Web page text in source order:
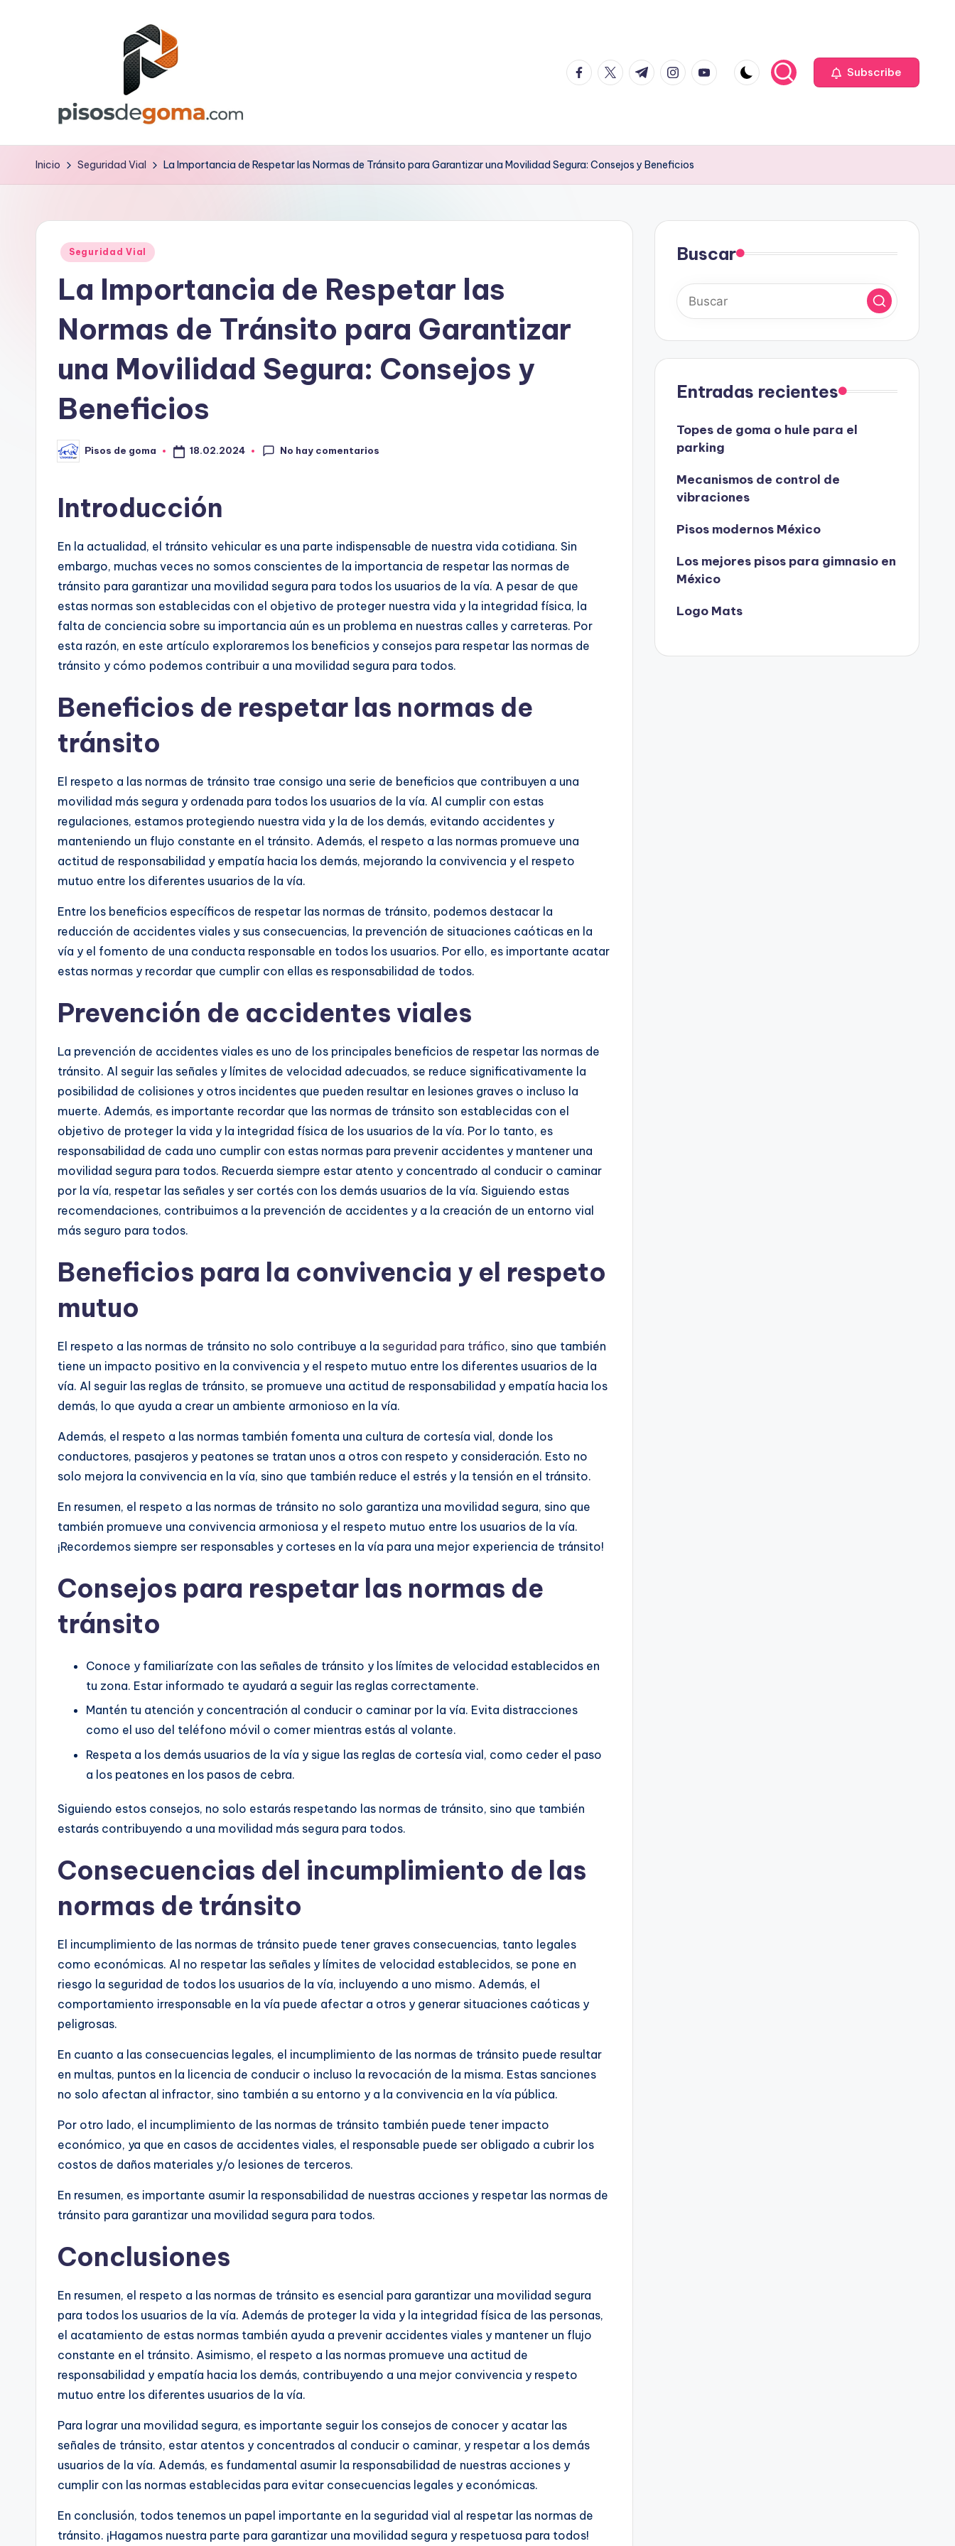
P
is
s
m
facebook.com
twitter.com
t.me instagram.com
youtube.com Subscribe
Inicio Seguridad Vial La Importancia de Respetar las Normas de Tránsito para Garantizar una Movilidad Segura: Consejos y Beneficios
Publicado
Seguridad Vial
La Importancia de Respetar las
Normas de Tránsito para Garantizar
una Movilidad Segura: Consejos y
Beneficios
Publicado
por
Pisos de goma 18.02.2024 No hay comentarios
Introducción
En la actualidad, el tránsito vehicular es una parte indispensable de nuestra vida cotidiana. Sin
embargo, muchas veces no somos conscientes de la importancia de respetar las normas de
tránsito para garantizar una movilidad segura para todos los usuarios de la vía. A pesar de que
estas normas son establecidas con el objetivo de proteger nuestra vida y la integridad física, la
falta de conciencia sobre su importancia aún es un problema en nuestras calles y carreteras. Por
esta razón, en este artículo exploraremos los beneficios y consejos para respetar las normas de
tránsito y cómo podemos contribuir a una movilidad segura para todos.
Beneficios de respetar las normas de
tránsito
El respeto a las normas de tránsito trae consigo una serie de beneficios que contribuyen a una
movilidad más segura y ordenada para todos los usuarios de la vía. Al cumplir con estas
regulaciones, estamos protegiendo nuestra vida y la de los demás, evitando accidentes y
manteniendo un flujo constante en el tránsito. Además, el respeto a las normas promueve una
actitud de responsabilidad y empatía hacia los demás, mejorando la convivencia y el respeto
mutuo entre los diferentes usuarios de la vía.
Entre los beneficios específicos de respetar las normas de tránsito, podemos destacar la
reducción de accidentes viales y sus consecuencias, la prevención de situaciones caóticas en la
vía y el fomento de una conducta responsable en todos los usuarios. Por ello, es importante acatar
estas normas y recordar que cumplir con ellas es responsabilidad de todos.
Prevención de accidentes viales
La prevención de accidentes viales es uno de los principales beneficios de respetar las normas de
tránsito. Al seguir las señales y límites de velocidad adecuados, se reduce significativamente la
posibilidad de colisiones y otros incidentes que pueden resultar en lesiones graves o incluso la
muerte. Además, es importante recordar que las normas de tránsito son establecidas con el
objetivo de proteger la vida y la integridad física de los usuarios de la vía. Por lo tanto, es
responsabilidad de cada uno cumplir con estas normas para prevenir accidentes y mantener una
movilidad segura para todos. Recuerda siempre estar atento y concentrado al conducir o caminar
por la vía, respetar las señales y ser cortés con los demás usuarios de la vía. Siguiendo estas
recomendaciones, contribuimos a la prevención de accidentes y a la creación de un entorno vial
más seguro para todos.
Beneficios para la convivencia y el respeto
mutuo
El respeto a las normas de tránsito no solo contribuye a la seguridad para tráfico, sino que también
tiene un impacto positivo en la convivencia y el respeto mutuo entre los diferentes usuarios de la
vía. Al seguir las reglas de tránsito, se promueve una actitud de responsabilidad y empatía hacia los
demás, lo que ayuda a crear un ambiente armonioso en la vía.
Además, el respeto a las normas también fomenta una cultura de cortesía vial, donde los
conductores, pasajeros y peatones se tratan unos a otros con respeto y consideración. Esto no
solo mejora la convivencia en la vía, sino que también reduce el estrés y la tensión en el tránsito.
En resumen, el respeto a las normas de tránsito no solo garantiza una movilidad segura, sino que
también promueve una convivencia armoniosa y el respeto mutuo entre los usuarios de la vía.
¡Recordemos siempre ser responsables y corteses en la vía para una mejor experiencia de tránsito!
Consejos para respetar las normas de
tránsito
Conoce y familiarízate con las señales de tránsito y los límites de velocidad establecidos en
tu zona. Estar informado te ayudará a seguir las reglas correctamente.
Mantén tu atención y concentración al conducir o caminar por la vía. Evita distracciones
como el uso del teléfono móvil o comer mientras estás al volante.
Respeta a los demás usuarios de la vía y sigue las reglas de cortesía vial, como ceder el paso
a los peatones en los pasos de cebra.
Siguiendo estos consejos, no solo estarás respetando las normas de tránsito, sino que también
estarás contribuyendo a una movilidad más segura para todos.
Consecuencias del incumplimiento de las
normas de tránsito
El incumplimiento de las normas de tránsito puede tener graves consecuencias, tanto legales
como económicas. Al no respetar las señales y límites de velocidad establecidos, se pone en
riesgo la seguridad de todos los usuarios de la vía, incluyendo a uno mismo. Además, el
comportamiento irresponsable en la vía puede afectar a otros y generar situaciones caóticas y
peligrosas.
En cuanto a las consecuencias legales, el incumplimiento de las normas de tránsito puede resultar
en multas, puntos en la licencia de conducir o incluso la revocación de la misma. Estas sanciones
no solo afectan al infractor, sino también a su entorno y a la convivencia en la vía pública.
Por otro lado, el incumplimiento de las normas de tránsito también puede tener impacto
económico, ya que en casos de accidentes viales, el responsable puede ser obligado a cubrir los
costos de daños materiales y/o lesiones de terceros.
En resumen, es importante asumir la responsabilidad de nuestras acciones y respetar las normas de
tránsito para garantizar una movilidad segura para todos.
Conclusiones
En resumen, el respeto a las normas de tránsito es esencial para garantizar una movilidad segura
para todos los usuarios de la vía. Además de proteger la vida y la integridad física de las personas,
el acatamiento de estas normas también ayuda a prevenir accidentes viales y mantener un flujo
constante en el tránsito. Asimismo, el respeto a las normas promueve una actitud de
responsabilidad y empatía hacia los demás, contribuyendo a una mejor convivencia y respeto
mutuo entre los diferentes usuarios de la vía.
Para lograr una movilidad segura, es importante seguir los consejos de conocer y acatar las
señales de tránsito, estar atentos y concentrados al conducir o caminar, y respetar a los demás
usuarios de la vía. Además, es fundamental asumir la responsabilidad de nuestras acciones y
cumplir con las normas establecidas para evitar consecuencias legales y económicas.
En conclusión, todos tenemos un papel importante en la seguridad vial al respetar las normas de
tránsito. ¡Hagamos nuestra parte para garantizar una movilidad segura y respetuosa para todos!
Buscar
Entradas recientes
Topes de goma o hule para el
parking
Mecanismos de control de
vibraciones
Pisos modernos México
Los mejores pisos para gimnasio en
México
Logo Mats